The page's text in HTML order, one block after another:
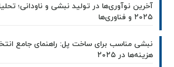
آخرین نوآوری‌ها در تولید نبشی و ناودانی؛
۲۰۲۵ و فناوری‌ها
نبشی مناسب برای ساخت پل: راهنمای جامع
هزینه‌ها در ۲۰۲۵